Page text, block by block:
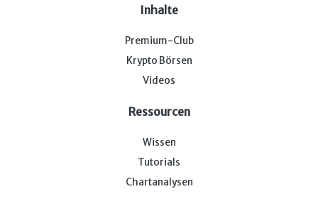
Inhalte
Premium-Club
Krypto Börsen
Videos
Ressourcen
Wissen
Tutorials
Chartanalysen